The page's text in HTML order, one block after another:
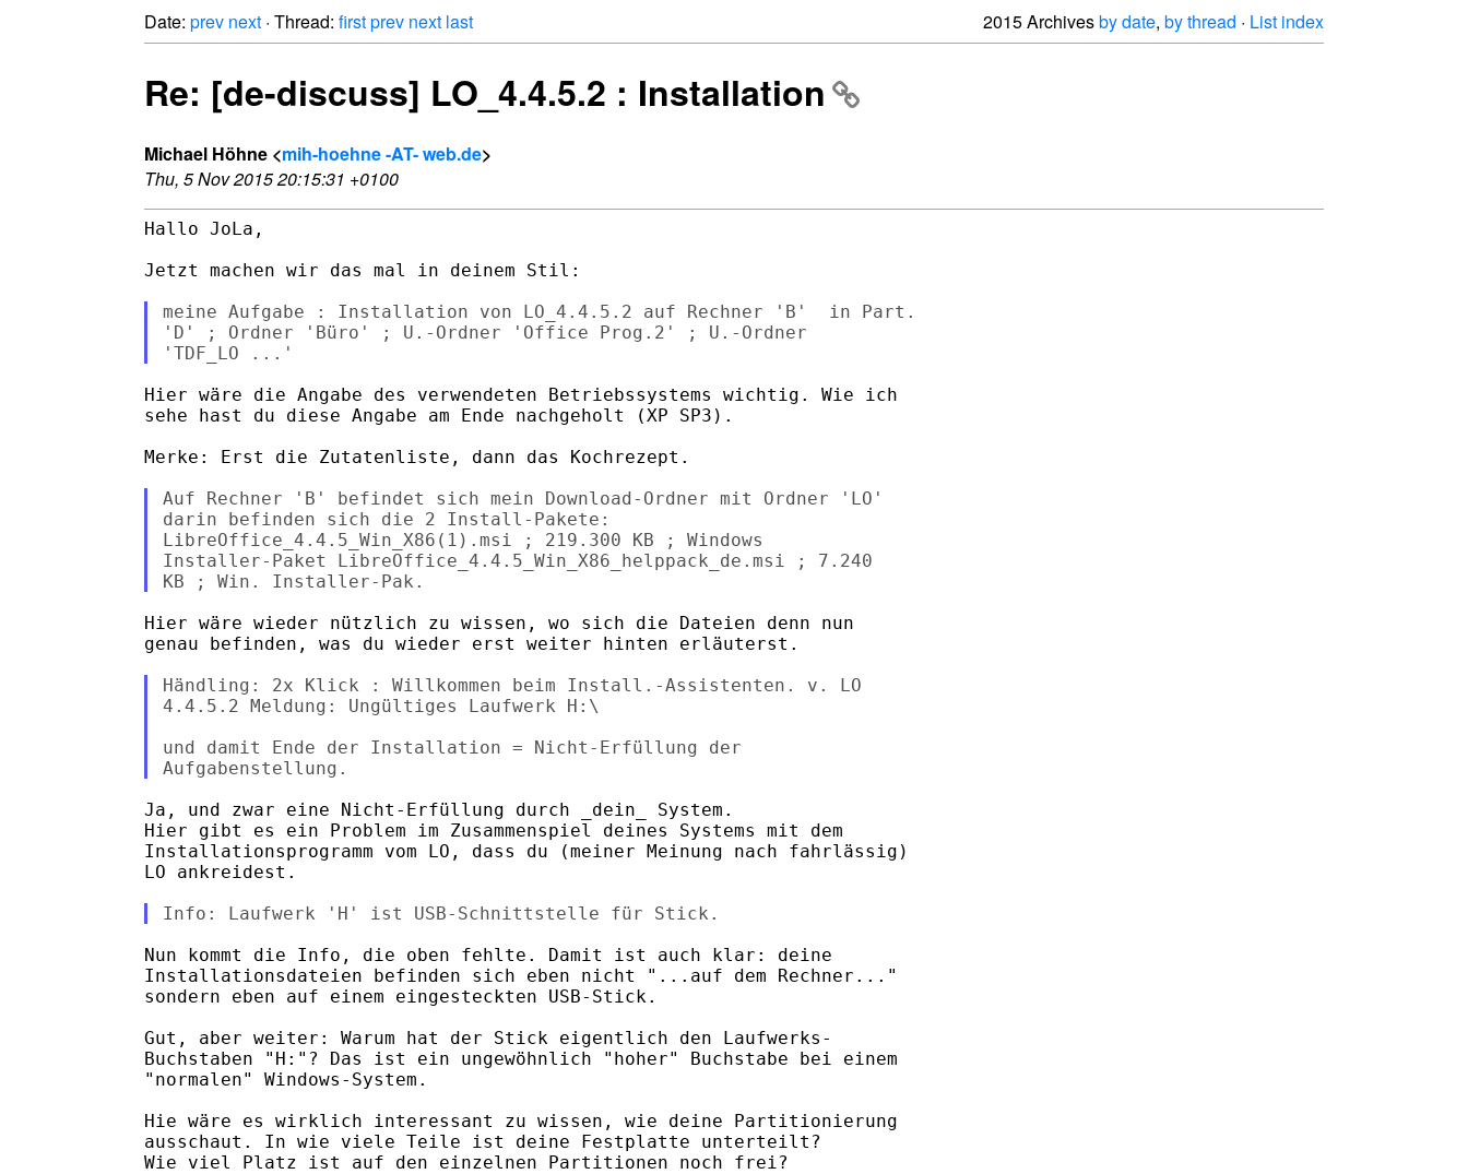
Date: prev next · Thread: firstprev next last 2015 Archivesby date, by thread · List index
Re: [de-discuss] LO_4.4.5.2 : Installation
Michael Höhne <mih-hoehne -AT- web.de>
Thu, 5 Nov 2015 20:15:31 +0100
Hallo JoLa,
Jetzt machen wir das mal in deinem Stil:
meine Aufgabe : Installation von LO_4.4.5.2 auf Rechner 'B'  in Part.
'D' ; Ordner 'Büro' ; U.-Ordner 'Office Prog.2' ; U.-Ordner
Hier wäre die Angabe des verwendeten Betriebssystems wichtig. Wie ich
sehe hast du diese Angabe am Ende nachgeholt (XP SP3).
Merke: Erst die Zutatenliste, dann das Kochrezept.
Auf Rechner 'B' befindet sich mein Download-Ordner mit Ordner 'LO'
darin befinden sich die 2 Install-Pakete:
LibreOffice_4.4.5_Win_X86(1).msi ; 219.300 KB ; Windows
Installer-Paket LibreOffice_4.4.5_Win_X86_helppack_de.msi ; 7.240
Hier wäre wieder nützlich zu wissen, wo sich die Dateien denn nun
genau befinden, was du wieder erst weiter hinten erläuterst.
Händling: 2x Klick : Willkommen beim Install.-Assistenten. v. LO
4.4.5.2 Meldung: Ungültiges Laufwerk H:\
und damit Ende der Installation = Nicht-Erfüllung der
Ja, und zwar eine Nicht-Erfüllung durch _dein_ System.
Hier gibt es ein Problem im Zusammenspiel deines Systems mit dem
Installationsprogramm vom LO, dass du (meiner Meinung nach fahrlässig)
LO ankreidest.
Nun kommt die Info, die oben fehlte. Damit ist auch klar: deine
Installationsdateien befinden sich eben nicht "...auf dem Rechner..."
sondern eben auf einem eingesteckten USB-Stick.
Gut, aber weiter: Warum hat der Stick eigentlich den Laufwerks-
Buchstaben "H:"? Das ist ein ungewöhnlich "hoher" Buchstabe bei einem
"normalen" Windows-System.
Hie wäre es wirklich interessant zu wissen, wie deine Partitionierung
ausschaut. In wie viele Teile ist deine Festplatte unterteilt?
Wie viel Platz ist auf den einzelnen Partitionen noch frei?